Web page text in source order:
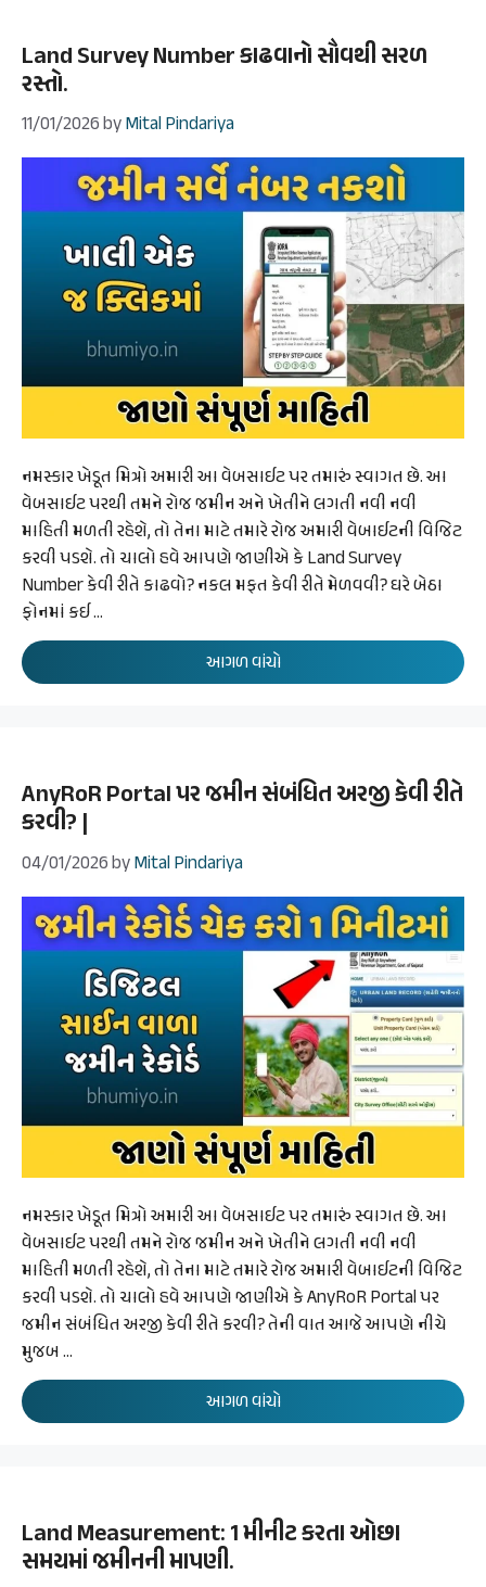
Land Survey Number કાઢવાનો સૌવથી સરળ
રસ્તો.
11/01/2026byMital Pindariya
નમસ્કાર ખેડૂત મિત્રો અમારી આ વેબસાઈટ પર તમારું સ્વાગત છે. આ
વેબસાઈટ પરથી તમને રોજ જમીન અને ખેતીને લગતી નવી નવી
માહિતી મળતી રહેશે, તો તેના માટે તમારે રોજ અમારી વેબાઈટની વિજિટ
કરવી પડશે. તો ચાલો હવે આપણે જાણીએ કે Land Survey
Number કેવી રીતે કાઢવો? નકલ મફત કેવી રીતે મેળવવી? ઘરે બેઠા
ફોનમાં કઈ …
આગળ વાંચો
AnyRoR Portal પર જમીન સંબંધિત અરજી કેવી રીતે
કરવી? |
04/01/2026byMital Pindariya
નમસ્કાર ખેડૂત મિત્રો અમારી આ વેબસાઈટ પર તમારું સ્વાગત છે. આ
વેબસાઈટ પરથી તમને રોજ જમીન અને ખેતીને લગતી નવી નવી
માહિતી મળતી રહેશે, તો તેના માટે તમારે રોજ અમારી વેબાઈટની વિજિટ
કરવી પડશે. તો ચાલો હવે આપણે જાણીએ કે AnyRoR Portal પર
જમીન સંબંધિત અરજી કેવી રીતે કરવી? તેની વાત આજે આપણે નીચે
મુજબ …
આગળ વાંચો
Land Measurement: 1 મીનીટ કરતા ઓછા
સમયમાં જમીનની માપણી.